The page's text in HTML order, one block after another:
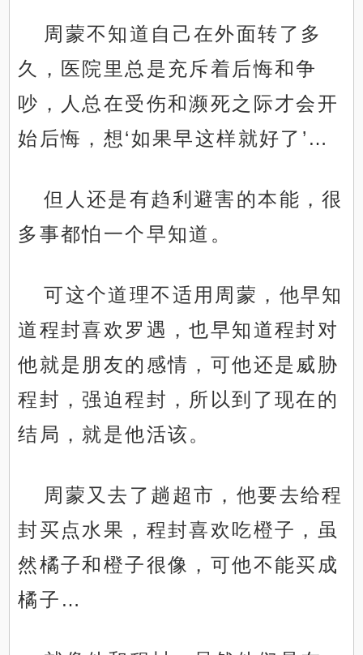
周蒙不知道自己在外面转了多
久，医院里总是充斥着后悔和争
吵，人总在受伤和濒死之际才会开
始后悔，想‘如果早这样就好了’…
但人还是有趋利避害的本能，很
多事都怕一个早知道。
可这个道理不适用周蒙，他早知
道程封喜欢罗遇，也早知道程封对
他就是朋友的感情，可他还是威胁
程封，强迫程封，所以到了现在的
结局，就是他活该。
周蒙又去了趟超市，他要去给程
封买点水果，程封喜欢吃橙子，虽
然橘子和橙子很像，可他不能买成
橘子…